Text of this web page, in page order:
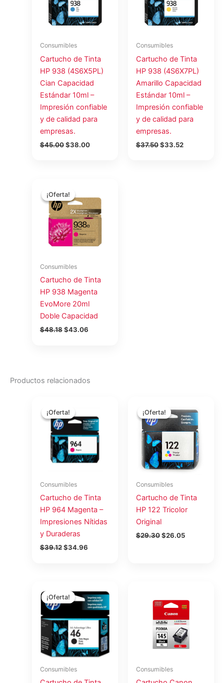
Consumibles
Cartucho de Tinta
HP 938 (4S6X5PL)
Cian Capacidad
Estándar 10ml –
Impresión confiable
y de calidad para
empresas.
$45.00 $38.00
Consumibles
Cartucho de Tinta
HP 938 (4S6X7PL)
Amarillo Capacidad
Estándar 10ml –
Impresión confiable
y de calidad para
empresas.
$37.50$33.52
¡Oferta!
¡Oferta!
Consumibles
Cartucho de Tinta
HP 938 Magenta
EvoMore 20ml
Doble Capacidad
$48.18
precio
original
era:
$48.18.
$43.06
actual
es:
$43.06.
Productos relacionados
¡Oferta!
¡Oferta!
Consumibles
Cartucho de Tinta
HP 964 Magenta –
Impresiones Nítidas
y Duraderas
$39.12
precio
original
era:
$39.12.
$34.96
actual
es:
$34.96.
¡Oferta!
¡Oferta!
Consumibles
Cartucho de Tinta
HP 122 Tricolor
Original
$29.30
precio
original
era:
$29.30.
$26.05
precio
actual
es:
$26.05.
¡Oferta!
¡Oferta!
Consumibles
precio
original
$20.95.
precio
actual
es:
$18.62.
Consumibles